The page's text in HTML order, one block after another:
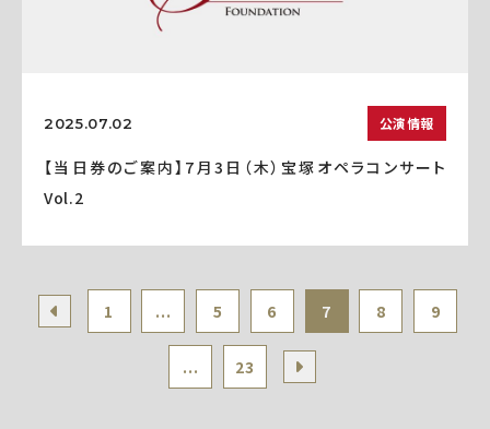
2025.07.02 公演情報
【当日券のご案内】7月3日（木）宝塚オペラコンサート
Vol.2
1 ... 5 6 7 8 9
... 23